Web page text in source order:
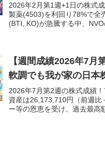
2026年2月第1週+1日の株式
製薬(4503)を利回り78%で全
(BTI, KO)が急騰する中、
【週間成績2026年7
軟調でも我が家の日本
2026年7月第2週の株式成績
資産は26,173,710円（前週
ー等の恩恵を受け、過去最高